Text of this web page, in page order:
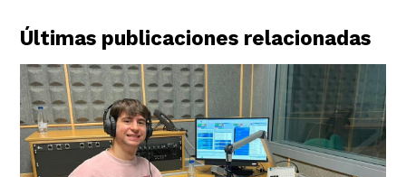
Últimas publicaciones relacionadas